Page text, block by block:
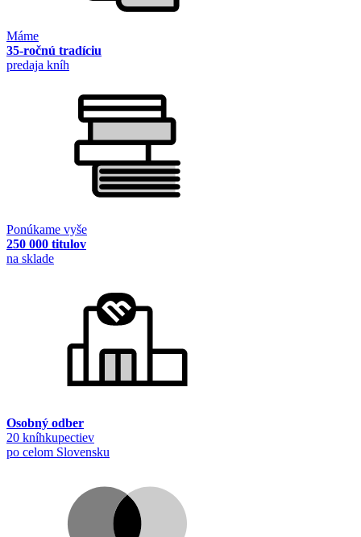
Máme
35-ročnú tradíciu
predaja kníh
Ponúkame vyše
250 000 titulov
na sklade
Osobný odber
20 kníhkupectiev
po celom Slovensku